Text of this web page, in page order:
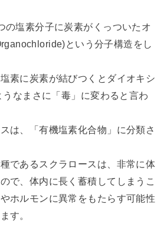
の塩素分子に炭素がくっついたオ
という分子構造をし
素に炭素が結びつくとダイオキシ
なまさに「毒」に変わると言わ
は、「有機塩素化合物」に分類さ
であるスクラロースは、非常に体
で、体内に長く蓄積してしまうこ
ホルモンに異常をもたらす可能性
す。